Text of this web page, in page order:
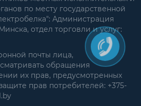
по месту государственной
Администрация
отдел торговли и услуг:
почты лица,
обращения
их прав, предусмотренных
прав потребителей: +375-